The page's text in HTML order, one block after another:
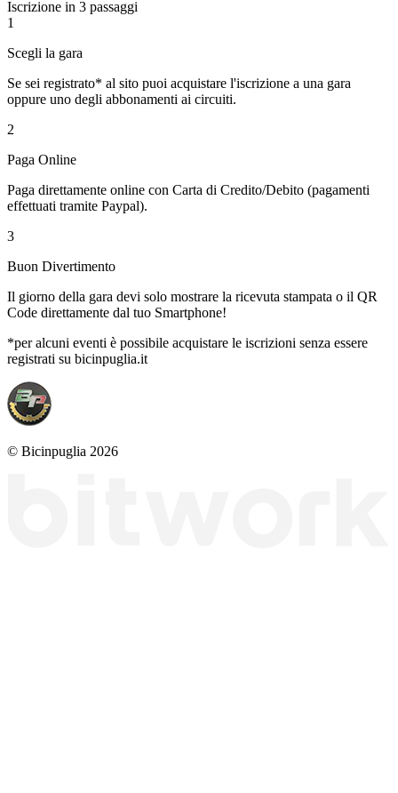
Iscrizione in 3 passaggi
1
Scegli la gara
Se sei registrato* al sito puoi acquistare l'iscrizione a una gara
oppure uno degli abbonamenti ai circuiti.
2
Paga Online
Paga direttamente online con Carta di Credito/Debito (pagamenti
effettuati tramite Paypal).
3
Buon Divertimento
Il giorno della gara devi solo mostrare la ricevuta stampata o il QR
Code direttamente dal tuo Smartphone!
*per alcuni eventi è possibile acquistare le iscrizioni senza essere
registrati su bicinpuglia.it
© Bicinpuglia 2026